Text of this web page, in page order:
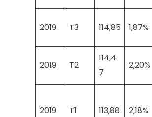
2019 T3 114,85 1,87%
2019 T2
114,4
7
2,20%
2019 T1 113,88 2,18%